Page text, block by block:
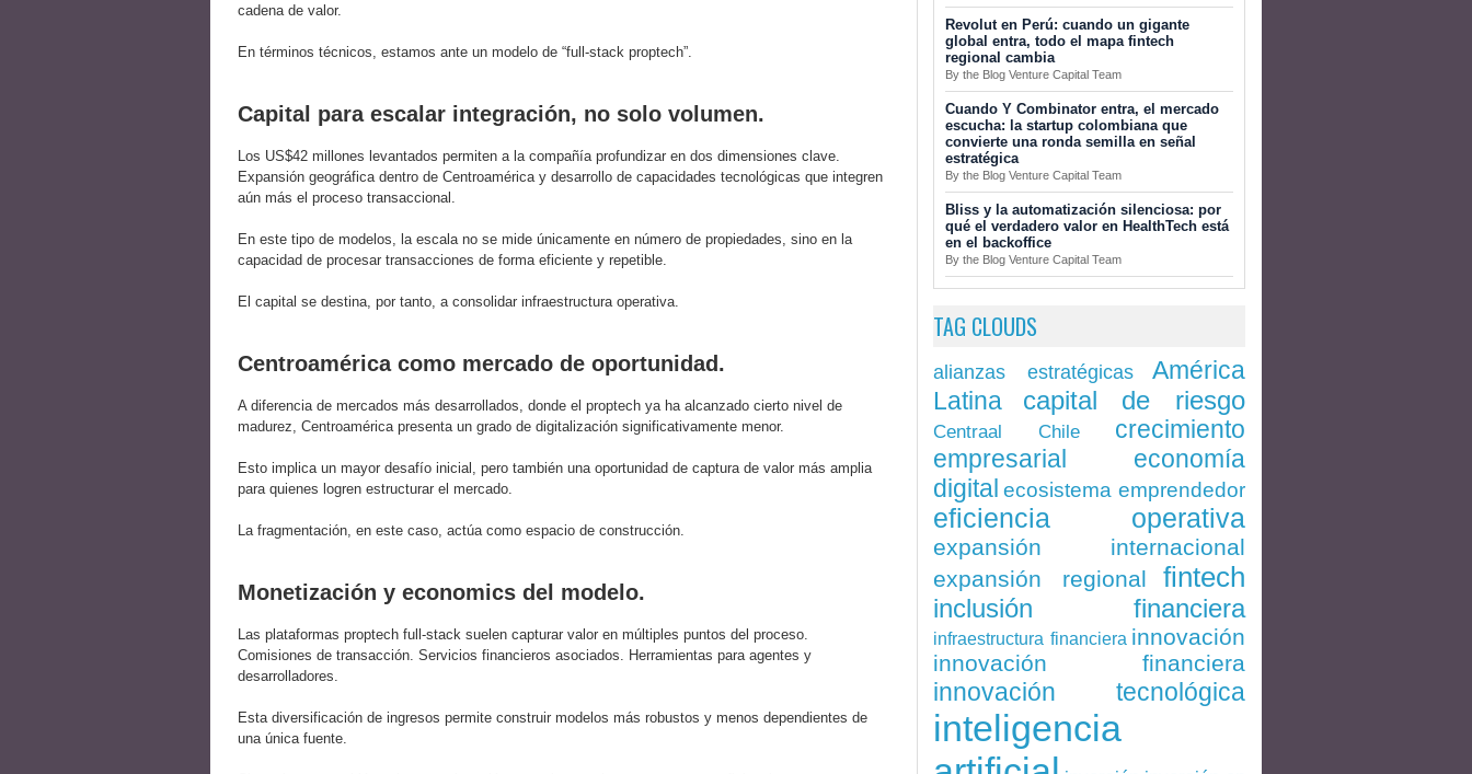
cadena de valor.
En términos técnicos, estamos ante un modelo de “full-stack proptech”.
Capital para escalar integración, no solo volumen.
Los US$42 millones levantados permiten a la compañía profundizar en dos dimensiones clave.
Expansión geográfica dentro de Centroamérica y desarrollo de capacidades tecnológicas que integren
aún más el proceso transaccional.
En este tipo de modelos, la escala no se mide únicamente en número de propiedades, sino en la
capacidad de procesar transacciones de forma eficiente y repetible.
El capital se destina, por tanto, a consolidar infraestructura operativa.
Centroamérica como mercado de oportunidad.
A diferencia de mercados más desarrollados, donde el proptech ya ha alcanzado cierto nivel de
madurez, Centroamérica presenta un grado de digitalización significativamente menor.
Esto implica un mayor desafío inicial, pero también una oportunidad de captura de valor más amplia
para quienes logren estructurar el mercado.
La fragmentación, en este caso, actúa como espacio de construcción.
Monetización y economics del modelo.
Las plataformas proptech full-stack suelen capturar valor en múltiples puntos del proceso.
Comisiones de transacción. Servicios financieros asociados. Herramientas para agentes y
desarrolladores.
Esta diversificación de ingresos permite construir modelos más robustos y menos dependientes de
una única fuente.
Revolut en Perú: cuando un gigante
global entra, todo el mapa fintech
regional cambia
By the Blog Venture Capital Team
Cuando Y Combinator entra, el mercado
escucha: la startup colombiana que
convierte una ronda semilla en señal
estratégica
By the Blog Venture Capital Team
Bliss y la automatización silenciosa: por
qué el verdadero valor en HealthTech está
en el backoffice
By the Blog Venture Capital Team
TAG CLOUDS
alianzas estratégicas
América
Latina
capital de riesgo
Centraal Chile
crecimiento
empresarial
economía
digital ecosistema emprendedor
eficiencia operativa
expansión internacional
expansión regional
fintech
inclusión financiera
infraestructura financiera innovación
innovación financiera
innovación tecnológica
inteligencia